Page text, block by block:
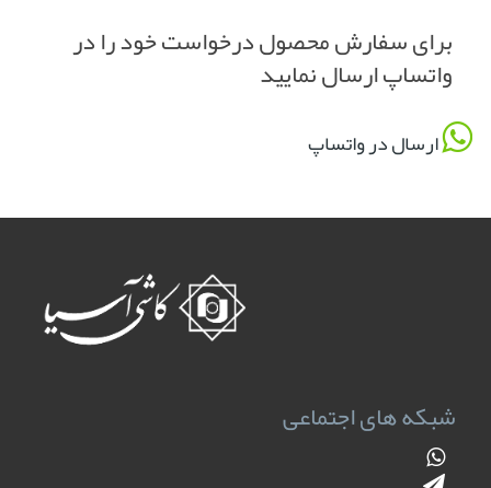
برای سفارش محصول درخواست خود را در
واتساپ ارسال نمایید
ارسال در واتساپ
شبکه های اجتماعی